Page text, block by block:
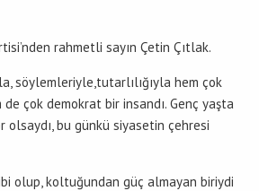
rahmetli sayın Çetin Çıtlak.
söylemleriyle,tutarlılığıyla hem çok
de çok demokrat bir insandı. Genç yaşta
olsaydı, bu günkü siyasetin çehresi
olup, koltuğundan güç almayan biriydi